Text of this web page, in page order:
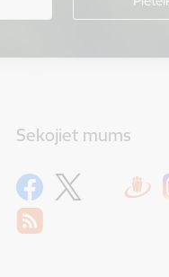
Sekojiet mums